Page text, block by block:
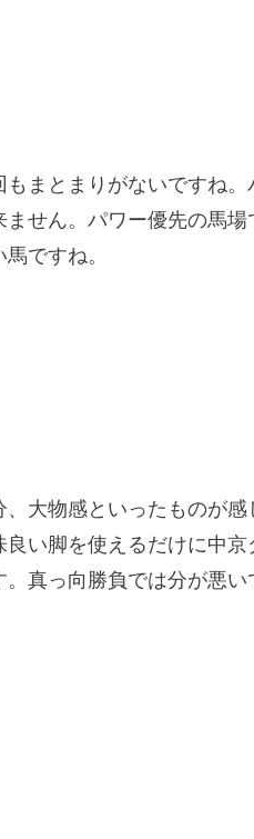
まとまりがないですね
せん。パワー優先の馬
ですね。
大物感といったものが
い脚を使えるだけに中京
真っ向勝負では分が悪い